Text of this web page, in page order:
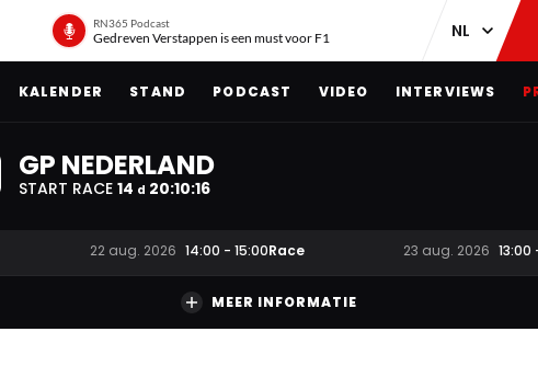
RN365 Podcast
Gedreven Verstappen is een must voor F1
KALENDER STAND PODCAST VIDEO INTERVIEWS
GP NEDERLAND
START RACE 14 d 20:10:16
22 aug. 2026 14:00 - 15:00Race 23 aug. 2026 13:00
MEER INFORMATIE